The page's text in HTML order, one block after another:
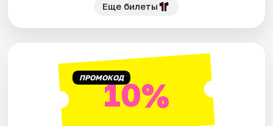
Еще билеты
ПРОМОКОД10%